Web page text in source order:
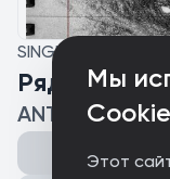
Мы
Cookie
Этот
SINGLE
Рядом с
ANTM